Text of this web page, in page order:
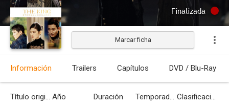
Finalizada
Marcar ficha
Información Trailers Capítulos DVD / Blu-Ray
Título original Año Duración Temporadas Clasificación por edades